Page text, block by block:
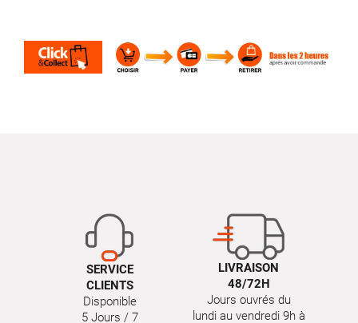
SERVICE
CLIENTS
Disponible
5 Jours / 7
LIVRAISON
48/72H
Jours ouvrés du
lundi au vendredi 9h à